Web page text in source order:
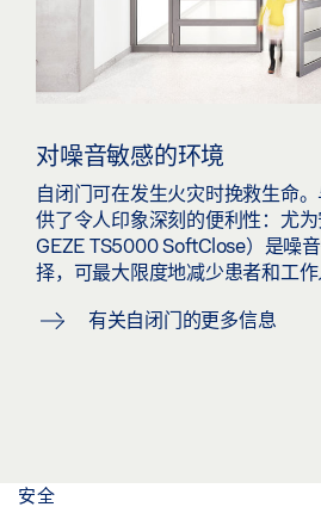
对噪音敏感的环境
自闭门可在发生火灾时挽救生命
供了令人印象深刻的便利性：尤
GEZE TS5000 SoftClose）是噪
择，可最大限度地减少患者和工作
有关自闭门的更多信息
安全